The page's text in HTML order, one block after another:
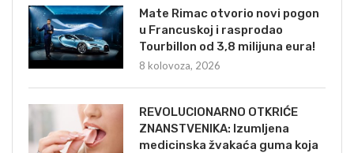
Mate Rimac otvorio novi pogon
u Francuskoj i rasprodao
Tourbillon od 3,8 milijuna eura!
8 kolovoza, 2026
REVOLUCIONARNO OTKRIĆE
ZNANSTVENIKA: Izumljena
medicinska žvakaća guma koja